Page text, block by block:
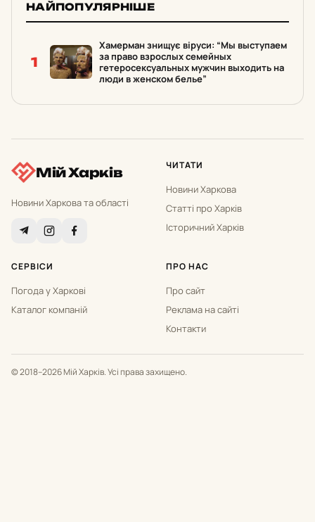
НАЙПОПУЛЯРНІШЕ
1
Хамерман знищує віруси: “Мы выступаем
за право взрослых семейных
гетеросексуальных мужчин выходить на
люди в женском белье”
Мій Харків
Новини Харкова та області
ЧИТАТИ
Новини Харкова
Статті про Харків
Історичний Харків
СЕРВІСИ
Погода у Харкові
Каталог компаній
ПРО НАС
Про сайт
Реклама на сайті
Контакти
© 2018–2026 Мій Харків. Усі права захищено.